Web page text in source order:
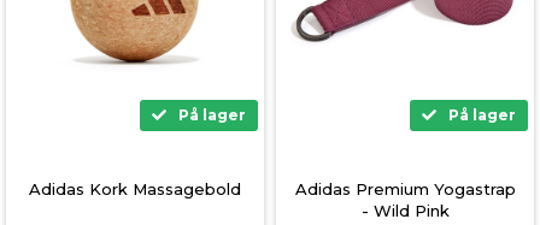
På lager
Adidas Kork Massagebold
På lager
Adidas Premium Yogastrap
- Wild Pink